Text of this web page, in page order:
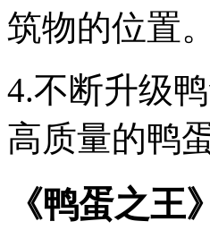
筑物的位置。
4.不断升级
高质量的鸭蛋
《鸭蛋之王